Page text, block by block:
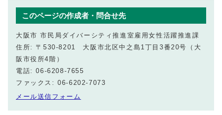
このページの作成者・問合せ先
大阪市 市民局ダイバーシティ推進室雇用女性活躍推進課
住所: 〒530-8201 大阪市北区中之島1丁目3番20号（大
阪市役所4階）
電話: 06-6208-7655
ファックス: 06-6202-7073
メール送信フォーム